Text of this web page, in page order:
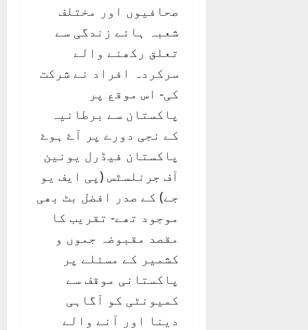
صحافیوں اور مختلف
شعبہ ہائے زندگی سے
تعلق رکھنے والے
سرکردہ افراد نے شرکت
کی- اس موقع پر
پاکستان سے برطانیہ
کے نجی دورے پر آۓ ہوۓ
پاکستان فیڈرل یونین
آف جرنلسٹس (پی ایف یو
جے) کے صدر افضل بٹ بھی
موجود تھے- تقریب کا
مقصد مقبوضہ جموں و
کشمیر کے مسئلے پر
پاکستانی موقف سے
کمیونٹی کو آگاہی
دینا اور آنے والے